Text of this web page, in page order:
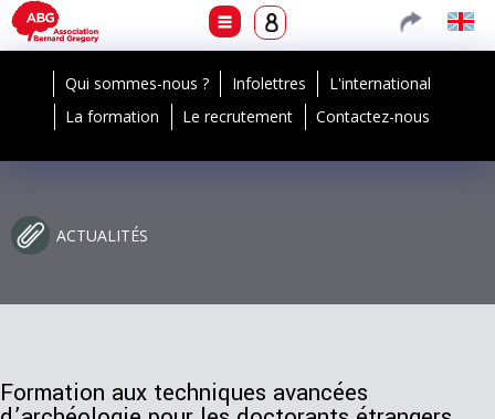
Qui sommes-nous ? Infolettres
L'international
La formation
Le recrutement Contactez-nous
ACTUALITÉS
Formation aux techniques avancées